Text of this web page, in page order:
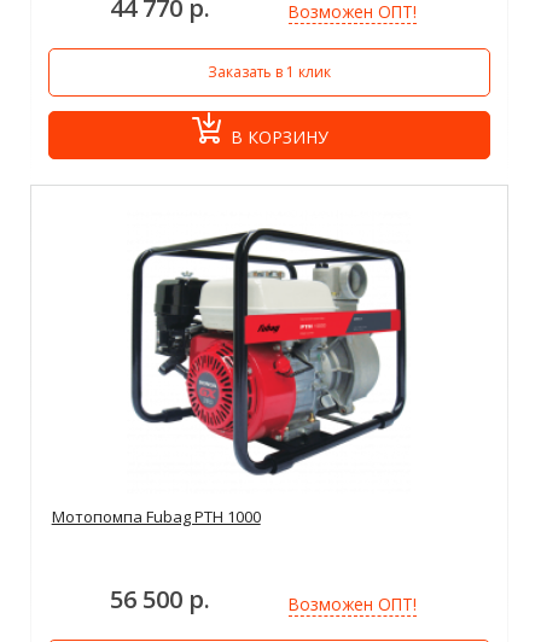
44 770 р. Возможен ОПТ!
Заказать в 1 клик
В КОРЗИНУ
Мотопомпа Fubag PTH 1000
56 500 р. Возможен ОПТ!